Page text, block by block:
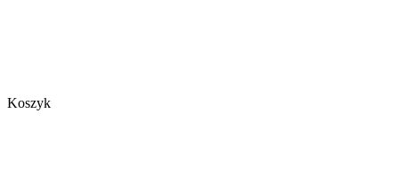
Koszyk